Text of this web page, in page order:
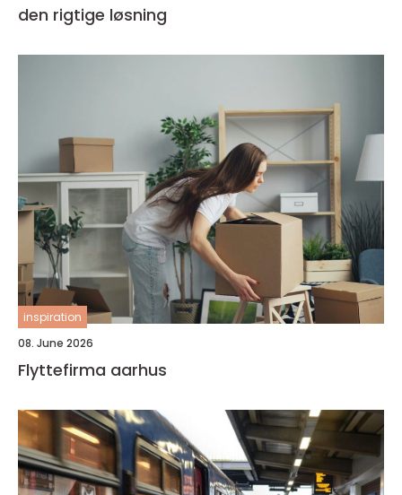
den rigtige løsning
inspiration
08. June 2026
Flyttefirma aarhus